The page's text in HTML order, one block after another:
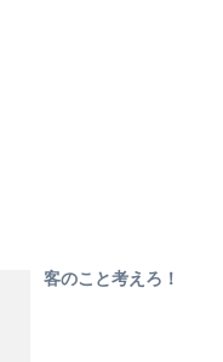
客のこと考えろ！